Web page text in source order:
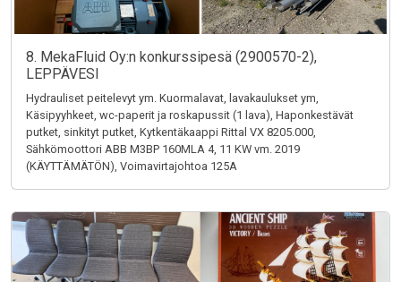
8. MekaFluid Oy:n konkurssipesä (2900570-2),
LEPPÄVESI
Hydrauliset peitelevyt ym. Kuormalavat, lavakaulukset ym,
Käsipyyhkeet, wc-paperit ja roskapussit (1 lava), Haponkestävät
putket, sinkityt putket, Kytkentäkaappi Rittal VX 8205.000,
Sähkömoottori ABB M3BP 160MLA 4, 11 KW vm. 2019
(KÄYTTÄMÄTÖN), Voimavirtajohtoa 125A